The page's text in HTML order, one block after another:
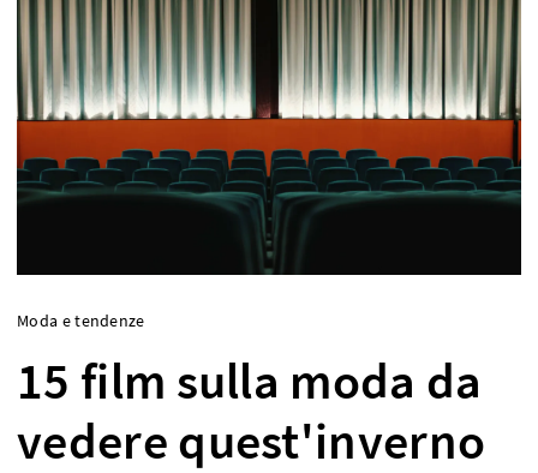
Moda e tendenze
15 film sulla moda da
vedere quest'inverno